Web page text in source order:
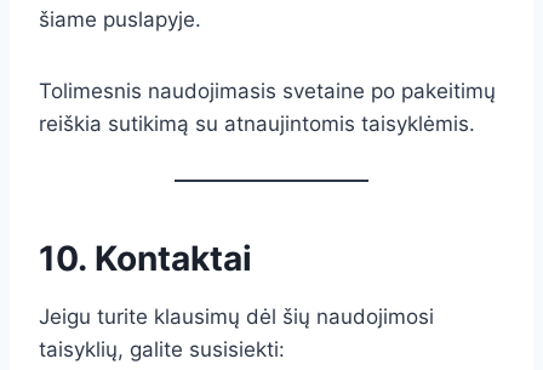
šiame puslapyje.
Tolimesnis naudojimasis svetaine po pakeitimų
reiškia sutikimą su atnaujintomis taisyklėmis.
10. Kontaktai
Jeigu turite klausimų dėl šių naudojimosi
taisyklių, galite susisiekti: